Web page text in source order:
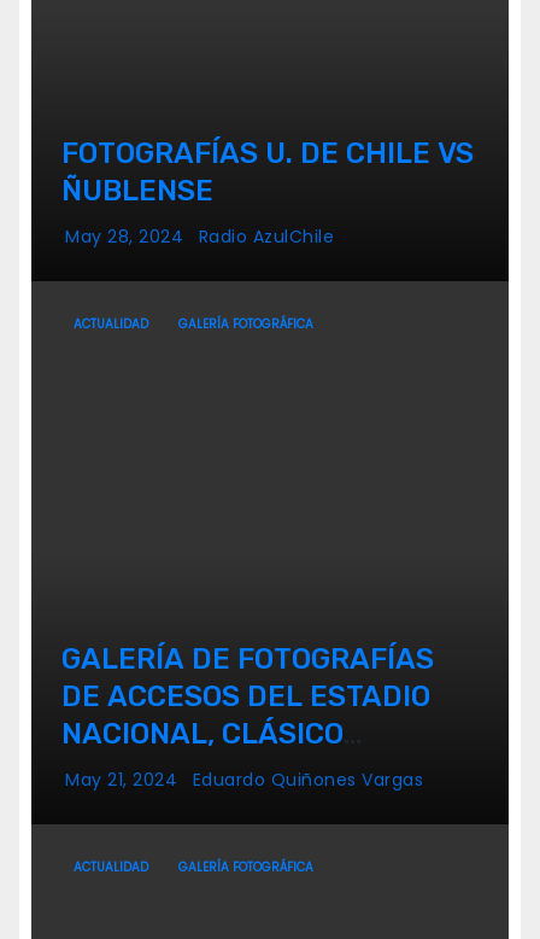
FOTOGRAFÍAS U. DE CHILE VS
ÑUBLENSE
May 28, 2024 Radio AzulChile
ACTUALIDAD GALERÍA FOTOGRÁFICA
GALERÍA DE FOTOGRAFÍAS
DE ACCESOS DEL ESTADIO
NACIONAL, CLÁSICO
UNIVERSITARIO
May 21, 2024 Eduardo Quiñones Vargas
ACTUALIDAD GALERÍA FOTOGRÁFICA